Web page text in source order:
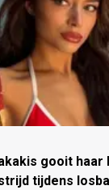
gooit haar
tijdens